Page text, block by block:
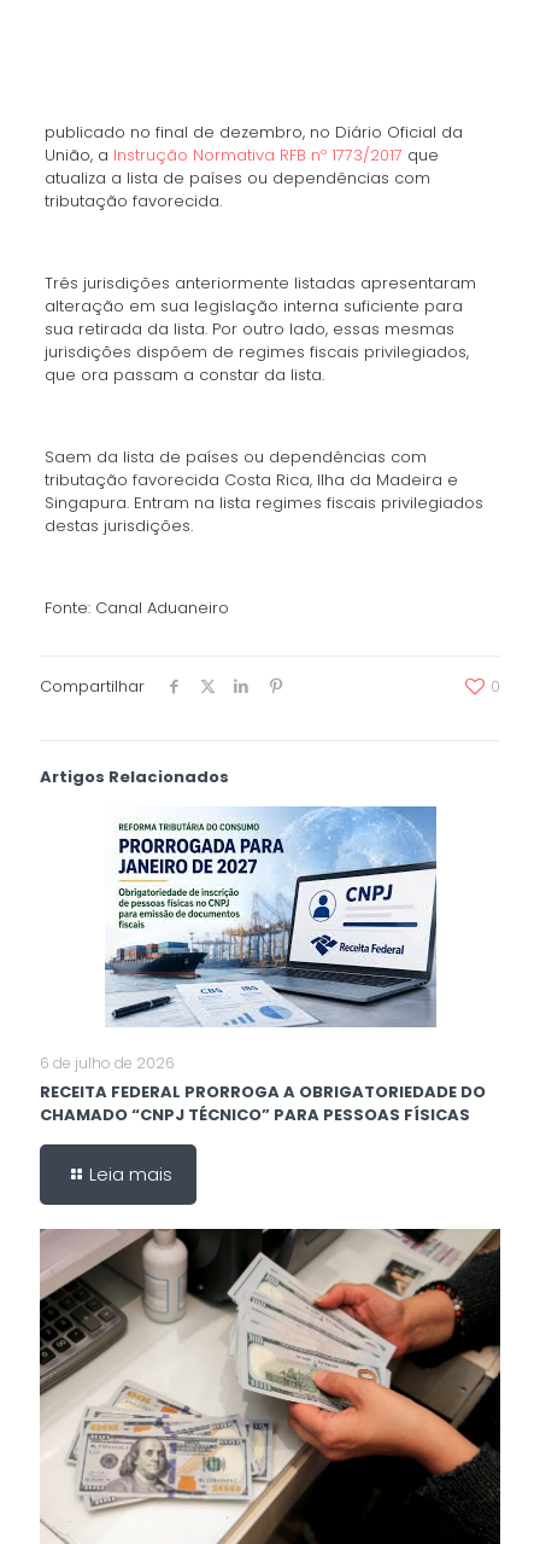
publicado no final de dezembro, no Diário Oficial da
União, a Instrução Normativa RFB nº 1773/2017 que
atualiza a lista de países ou dependências com
tributação favorecida.
Três jurisdições anteriormente listadas apresentaram
alteração em sua legislação interna suficiente para
sua retirada da lista. Por outro lado, essas mesmas
jurisdições dispõem de regimes fiscais privilegiados,
que ora passam a constar da lista.
Saem da lista de países ou dependências com
tributação favorecida Costa Rica, Ilha da Madeira e
Singapura. Entram na lista regimes fiscais privilegiados
destas jurisdições.
Fonte: Canal Aduaneiro
Compartilhar 0
Artigos Relacionados
6 de julho de 2026
RECEITA FEDERAL PRORROGA A OBRIGATORIEDADE DO
CHAMADO “CNPJ TÉCNICO” PARA PESSOAS FÍSICAS
Leia mais